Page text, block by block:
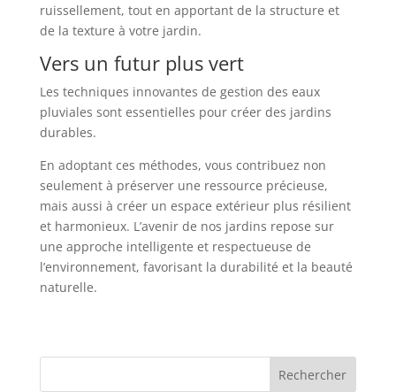
ruissellement, tout en apportant de la structure et
de la texture à votre jardin.
Vers un futur plus vert
Les techniques innovantes de gestion des eaux
pluviales sont essentielles pour créer des jardins
durables.
En adoptant ces méthodes, vous contribuez non
seulement à préserver une ressource précieuse,
mais aussi à créer un espace extérieur plus résilient
et harmonieux. L’avenir de nos jardins repose sur
une approche intelligente et respectueuse de
l’environnement, favorisant la durabilité et la beauté
naturelle.